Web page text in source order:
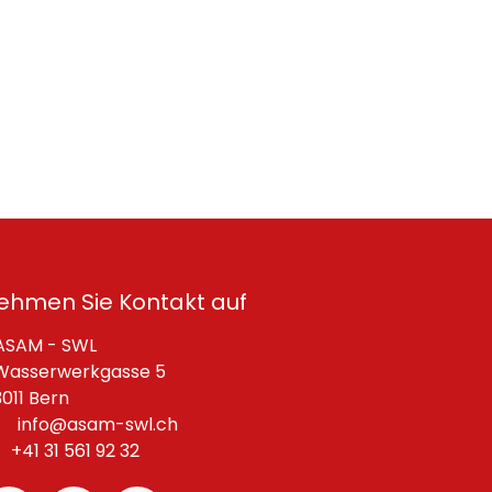
Sie Kontakt auf
- SWL
5
Bern
info@asam-swl.ch
+41 31 561 92 32